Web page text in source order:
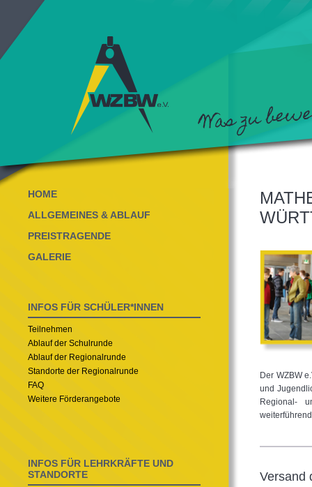
HOME
ALLGEMEINES & ABLAUF
PREISTRAGENDE
GALERIE
INFOS FÜR SCHÜLER*INNEN
Teilnehmen
Ablauf der Schulrunde
Ablauf der Regionalrunde
Standorte der Regionalrunde
FAQ
Weitere Förderangebote
INFOS FÜR LEHRKRÄFTE UND
STANDORTE
Der WZBW
und
Regional-
Versand